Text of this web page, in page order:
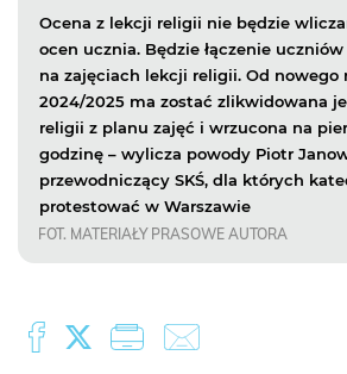
Ocena z lekcji religii nie będzie
ocen ucznia. Będzie łączenie
na zajęciach lekcji religii. Od nowego
2024/2025 ma zostać zlikwidowana
religii z planu zajęć i wrzucona na
godzinę – wylicza powody Piotr
przewodniczący SKŚ, dla których
protestować w Warszawie
FOT. MATERIAŁY PRASOWE AUTORA